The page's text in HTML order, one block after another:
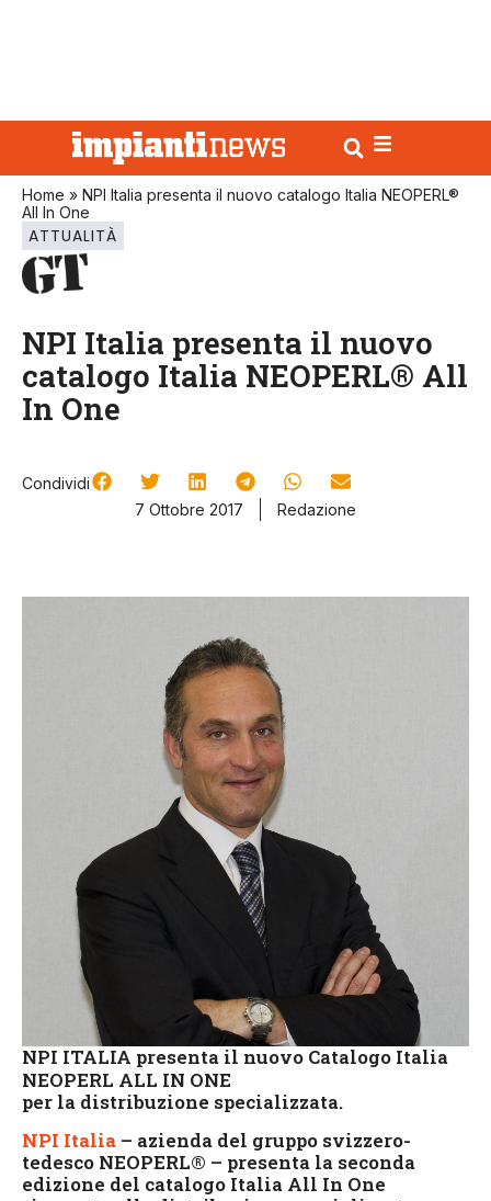
Home » NPI Italia presenta il nuovo catalogo Italia NEOPERL®
All In One
ATTUALITÀ
NPI Italia presenta il nuovo
catalogo Italia NEOPERL® All
In One
Condividi
7 Ottobre 2017
Redazione
NPI ITALIA presenta il nuovo Catalogo Italia
NEOPERL ALL IN ONE
per la distribuzione specializzata.
NPI Italia – azienda del gruppo svizzero-
tedesco NEOPERL® – presenta la seconda
edizione del catalogo Italia All In One